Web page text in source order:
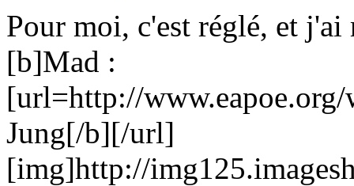
Pour moi, c'est réglé, et
[b]Mad :
[url=http://
Jung[/b][/url]
[img]http://